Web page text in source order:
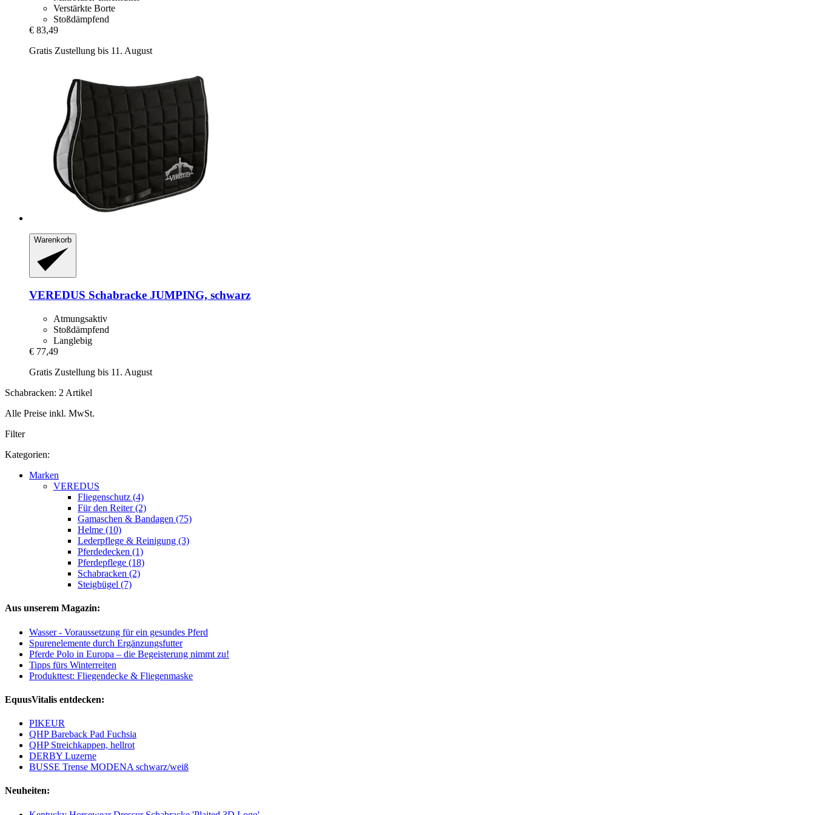
Verstärkte Borte
Stoßdämpfend
€ 83,49
Gratis Zustellung bis 11. August
Warenkorb
VEREDUS Schabracke JUMPING, schwarz
Atmungsaktiv
Stoßdämpfend
Langlebig
€ 77,49
Gratis Zustellung bis 11. August
Schabracken: 2 Artikel
Alle Preise inkl. MwSt.
Filter
Kategorien:
Marken
VEREDUS
Fliegenschutz (4)
Für den Reiter (2)
Gamaschen & Bandagen (75)
Helme (10)
Lederpflege & Reinigung (3)
Pferdedecken (1)
Pferdepflege (18)
Schabracken (2)
Steigbügel (7)
Aus unserem Magazin:
Wasser - Voraussetzung für ein gesundes Pferd
Spurenelemente durch Ergänzungsfutter
Pferde Polo in Europa – die Begeisterung nimmt zu!
Tipps fürs Winterreiten
Produkttest: Fliegendecke & Fliegenmaske
EquusVitalis entdecken:
PIKEUR
QHP Bareback Pad Fuchsia
QHP Streichkappen, hellrot
DERBY Luzerne
BUSSE Trense MODENA schwarz/weiß
Neuheiten: